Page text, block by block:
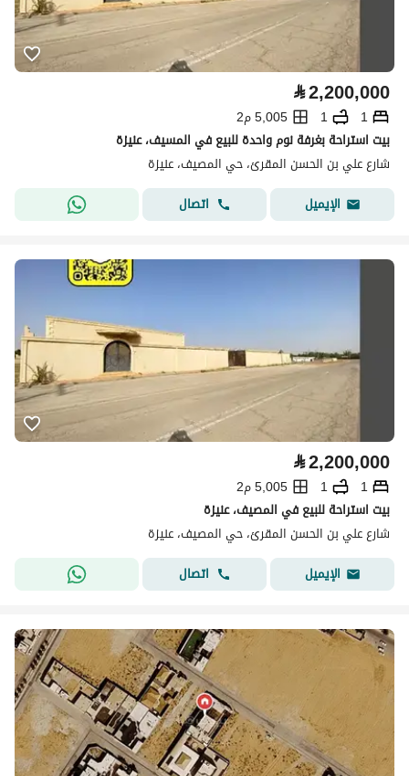
⃁2,200,000
1
1
5,005 م2
بيت استراحة بغرفة نوم واحدة للبيع في المسيف، عنيزة
شارع علي بن الحسن المقرئ، حي المصيف، عنيزة
الإيميل
اتصال
⃁2,200,000
1
1
5,005 م2
بيت استراحة للبيع في المصيف، عنيزة
شارع علي بن الحسن المقرئ، حي المصيف، عنيزة
الإيميل
اتصال